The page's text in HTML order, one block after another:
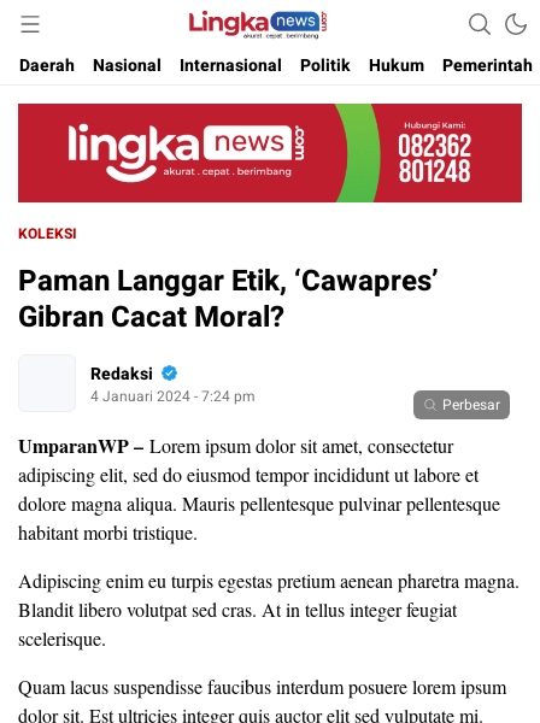
Lingkanews
Akurat. Cepat & Berimbang
Daerah
Nasional Internasional Politik Hukum Pemerintah
KOLEKSI
Paman Langgar Etik, ‘Cawapres’
Gibran Cacat Moral?
Redaksi
4 Januari 2024 - 7:24 pm Perbesar
UmparanWP– Lorem ipsum dolor sit amet, consectetur
adipiscing elit, sed do eiusmod tempor incididunt ut labore et
dolore magna aliqua. Mauris pellentesque pulvinar pellentesque
habitant morbi tristique.
Adipiscing enim eu turpis egestas pretium aenean pharetra magna.
Blandit libero volutpat sed cras. At in tellus integer feugiat
scelerisque.
Quam lacus suspendisse faucibus interdum posuere lorem ipsum
dolor sit. Est ultricies integer quis auctor elit sed vulputate mi.